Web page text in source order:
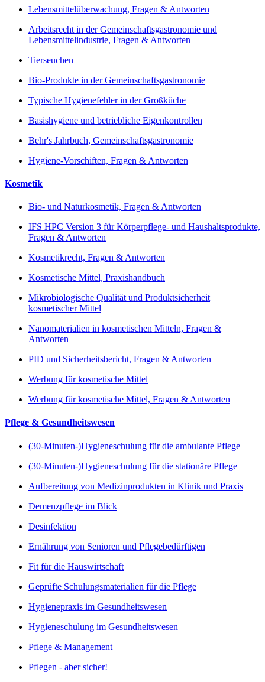
Lebensmittelüberwachung, Fragen & Antworten
Arbeitsrecht in der Gemeinschaftsgastronomie und
Lebensmittelindustrie, Fragen & Antworten
Tierseuchen
Bio-Produkte in der Gemeinschaftsgastronomie
Typische Hygienefehler in der Großküche
Basishygiene und betriebliche Eigenkontrollen
Behr's Jahrbuch, Gemeinschaftsgastronomie
Hygiene-Vorschiften, Fragen & Antworten
Kosmetik
Bio- und Naturkosmetik, Fragen & Antworten
IFS HPC Version 3 für Körperpflege- und Haushaltsprodukte,
Fragen & Antworten
Kosmetikrecht, Fragen & Antworten
Kosmetische Mittel, Praxishandbuch
Mikrobiologische Qualität und Produktsicherheit
kosmetischer Mittel
Nanomaterialien in kosmetischen Mitteln, Fragen &
Antworten
PID und Sicherheitsbericht, Fragen & Antworten
Werbung für kosmetische Mittel
Werbung für kosmetische Mittel, Fragen & Antworten
Pflege & Gesundheitswesen
(30-Minuten-)Hygieneschulung für die ambulante Pflege
(30-Minuten-)Hygieneschulung für die stationäre Pflege
Aufbereitung von Medizinprodukten in Klinik und Praxis
Demenzpflege im Blick
Desinfektion
Ernährung von Senioren und Pflegebedürftigen
Fit für die Hauswirtschaft
Geprüfte Schulungsmaterialien für die Pflege
Hygienepraxis im Gesundheitswesen
Hygieneschulung im Gesundheitswesen
Pflege & Management
Pflegen - aber sicher!